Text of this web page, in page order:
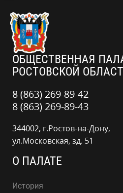
ОБЩЕСТВЕННАЯ
РОСТОВСКОЙ
8 (863) 269-89-42
8 (863) 269-89-43
344002, г.Ростов-на-Дону,
ул.Московская, зд. 51
О ПАЛАТЕ
История